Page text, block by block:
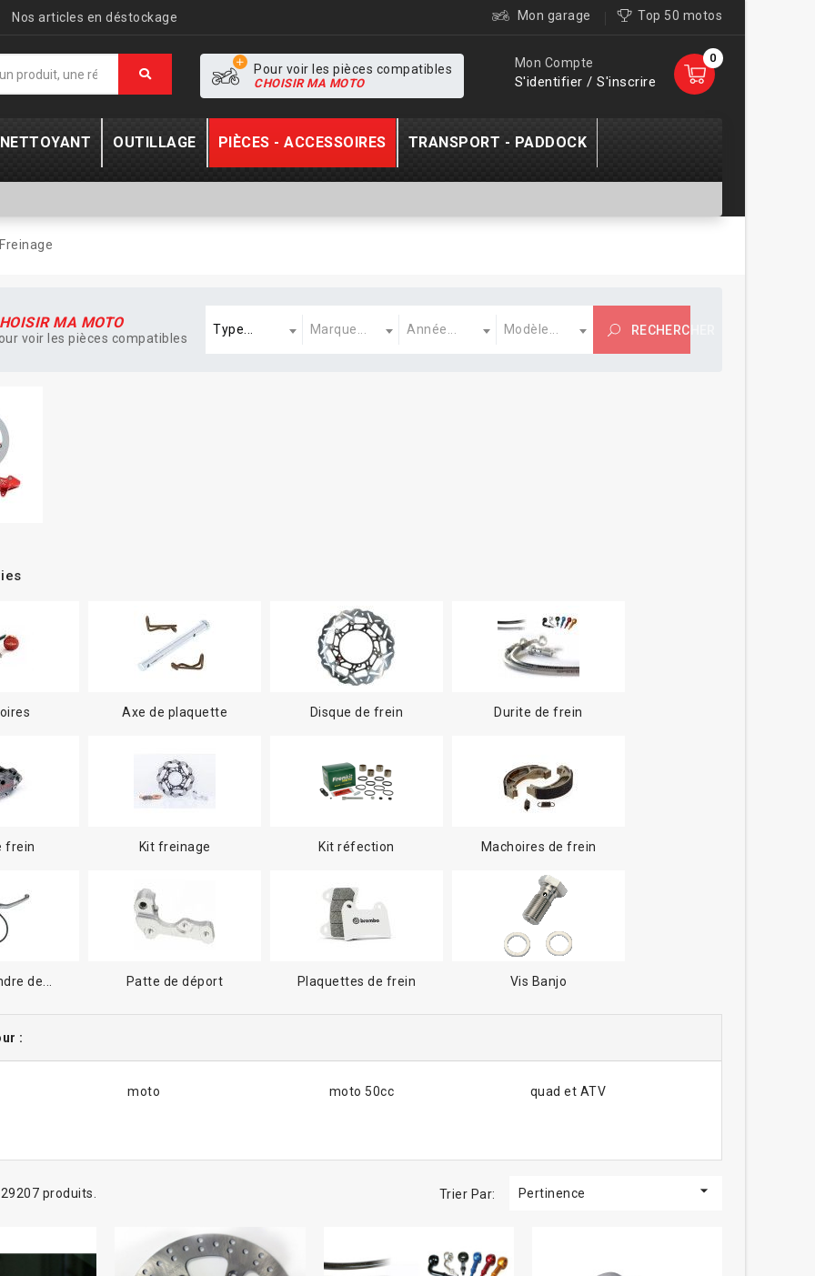
Nos articles en déstockage Mon garage Top 50 motos
0
Mon Compte
S'identifier / S'inscrire
Pour voir les pièces compatibles
CHOISIR MA MOTO
OUTILLAGE PIÈCES - ACCESSOIRES TRANSPORT - PADDOCK
Freinage
MA MOTO
voir les pièces compatibles
Type...
Marque...
Année...
Modèle...
RECHERCHER
Axe de plaquette Disque de frein Durite de frein
frein Kit freinage Kit réfection Machoires de frein
de... Patte de déport Plaquettes de frein Vis Banjo
:
moto moto 50cc quad et ATV
29207 produits. Trier Par: Pertinence 